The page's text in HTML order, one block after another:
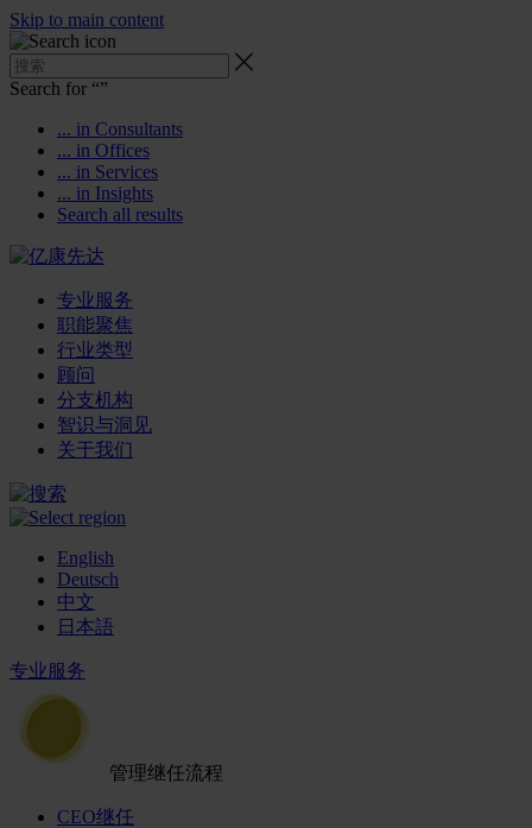
Skip to main content
Search for “”
... in Consultants
... in Offices
... in Services
... in Insights
Search all results
专业服务
职能聚焦
行业类型
顾问
分支机构
智识与洞见
关于我们
English
Deutsch
中文
日本語
专业服务
管理继任流程
CEO继任